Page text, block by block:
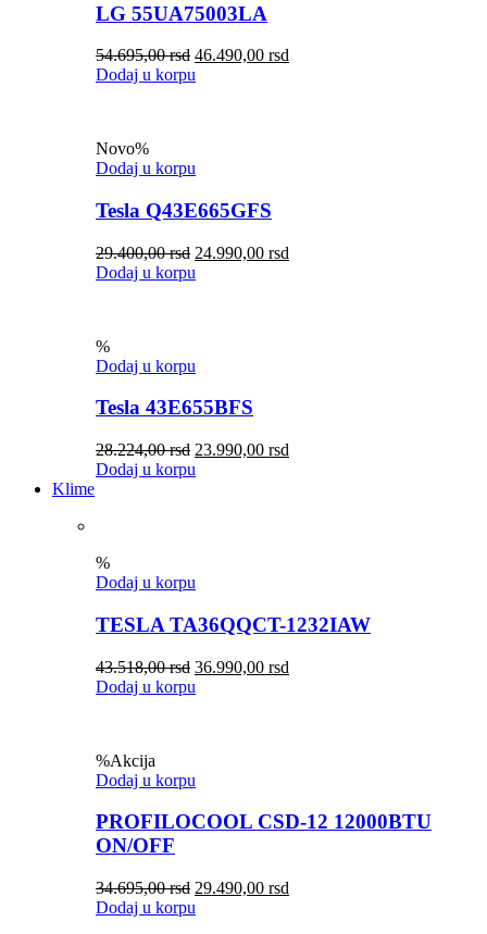
LG 55UA75003LA
54.695,00rsd 46.490,00 rsd
Dodaj u korpu
Novo%
Dodaj u korpu
Tesla Q43E665GFS
29.400,00rsd 24.990,00 rsd
Dodaj u korpu
%
Dodaj u korpu
Tesla 43E655BFS
28.224,00rsd 23.990,00 rsd
Dodaj u korpu
Klime
%
Dodaj u korpu
TESLA TA36QQCT-1232IAW
43.518,00rsd 36.990,00 rsd
Dodaj u korpu
%Akcija
Dodaj u korpu
PROFILOCOOL CSD-12 12000BTU
ON/OFF
34.695,00rsd 29.490,00 rsd
Dodaj u korpu